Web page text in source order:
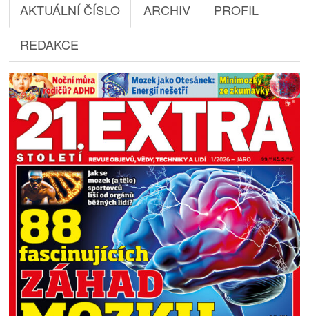
AKTUÁLNÍ ČÍSLO ARCHIV
PROFIL
REDAKCE